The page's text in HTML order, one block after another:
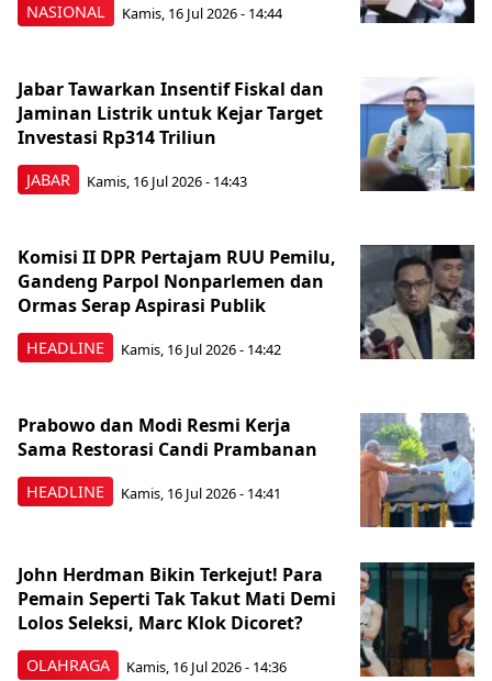
NASIONAL Kamis, 16 Jul 2026 - 14:44
JABAR
Jabar Tawarkan Insentif Fiskal dan
Jaminan Listrik untuk Kejar Target
Investasi Rp314 Triliun
Kamis, 16 Jul 2026 - 14:43
HEADLINE
Komisi II DPR Pertajam RUU Pemilu,
Gandeng Parpol Nonparlemen dan
Ormas Serap Aspirasi Publik
Kamis, 16 Jul 2026 - 14:42
HEADLINE
Prabowo dan Modi Resmi Kerja
Sama Restorasi Candi Prambanan
Kamis, 16 Jul 2026 - 14:41
OLAHRAGA
John Herdman Bikin Terkejut! Para
Pemain Seperti Tak Takut Mati Demi
Lolos Seleksi, Marc Klok Dicoret?
Kamis, 16 Jul 2026 - 14:36